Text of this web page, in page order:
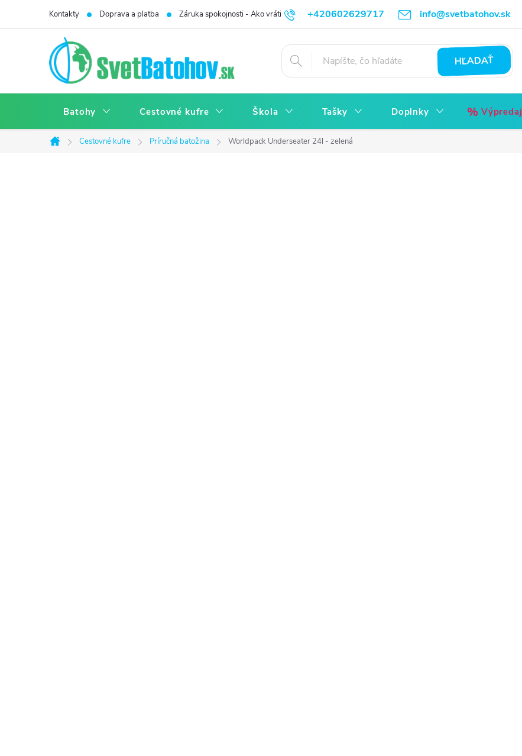
+420602629717 info@svetbatohov.sk
Kontakty Doprava a platba Záruka spokojnosti - Ako vrátiť Všetko o Nákupu Napíšte nám Reklamácia bez starostí
HĽADAŤ
Batohy Cestovné kufre Škola Tašky Doplnky Výpredaj
Domov
Cestovné kufre Príručná batožina Worldpack Underseater 24l - zelená